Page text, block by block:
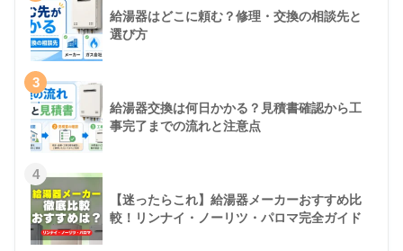
給湯器はどこに頼む？修理・交換の相談先と
選び方
3
給湯器交換は何日かかる？見積書確認から工
事完了までの流れと注意点
4
【迷ったらこれ】給湯器メーカーおすすめ比
較！リンナイ・ノーリツ・パロマ完全ガイド